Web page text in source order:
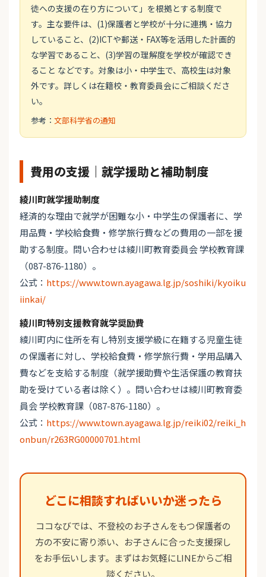
徒への支援の在り方について」を根拠とする制度で
す。主な要件は、(1)保護者と学校が十分に連携・協力
していること、(2)ICTや郵送・FAX等を活用した計画的
な学習であること、(3)学習の理解度を学校が確認でき
ること などです。対象は小・中学生で、高校生は対象
外です。詳しくは在籍校・教育委員会にご相談くださ
い。
参考： 文部科学省の通知
費用の支援｜就学援助と補助制度
綾川町就学援助制度
経済的な理由で就学が困難な小・中学生の保護者に、学
用品費・学校給食費・修学旅行費などの費用の一部を援
助する制度。問い合わせは綾川町教育委員会 学校教育課
（087-876-1180）。
公式： https://www.town.ayagawa.lg.jp/soshiki/kyoiku
iinkai/
綾川町特別支援教育就学奨励費
綾川町内に住所を有し特別支援学級に在籍する児童生徒
の保護者に対し、学校給食費・修学旅行費・学用品購入
費などを支給する制度（就学援助費や生活保護の教育扶
助を受けている者は除く）。問い合わせは綾川町教育委
員会 学校教育課（087-876-1180）。
公式： https://www.town.ayagawa.lg.jp/reiki02/reiki_h
onbun/r263RG00000701.html
どこに相談すればいいか迷ったら
ココなびでは、不登校のお子さんをもつ保護者の
方の不安に寄り添い、お子さんに合った支援探し
をお手伝いします。まずはお気軽にLINEからご相
談ください。